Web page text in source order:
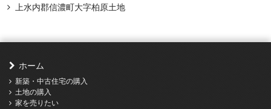
上水内郡信濃町大字柏原土地
ホーム
新築・中古住宅の購入
土地の購入
家を売りたい